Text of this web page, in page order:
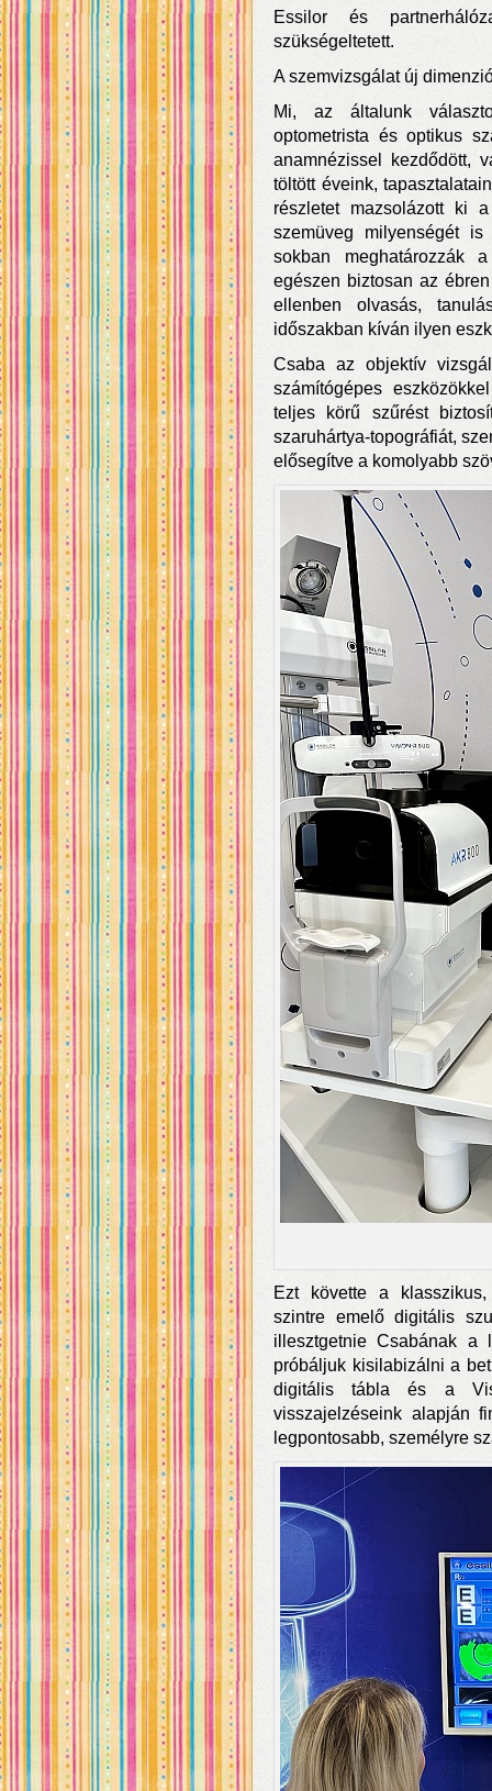
Essilor és
szükségeltetett.
A szemvizsgálat új
Mi, az általunk
optometrista és optikus
anamnézissel kezdődött,
töltött éveink,
részletet mazsolázott ki
szemüveg milyenségét
sokban meghatározzák
egészen biztosan az
ellenben olvasás,
időszakban kíván ilyen
Csaba az objektív
számítógépes
teljes körű szűrést
szaruhártya-topográfiát,
elősegítve a komolyabb
Ezt követte a
szintre emelő digitális
illesztgetnie Csabának a
próbáljuk kisilabizálni a
digitális tábla és a
visszajelzéseink alapján
legpontosabb, személyre